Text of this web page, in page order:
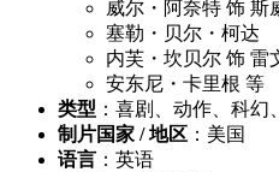
威尔・阿奈特 饰 斯
塞勒・贝尔・柯达
内芙・坎贝尔 饰 雷
安东尼・卡里根 等
类型 ：喜剧、动作、科幻
制片国家 / 地区 ：美国
语言 ：英语